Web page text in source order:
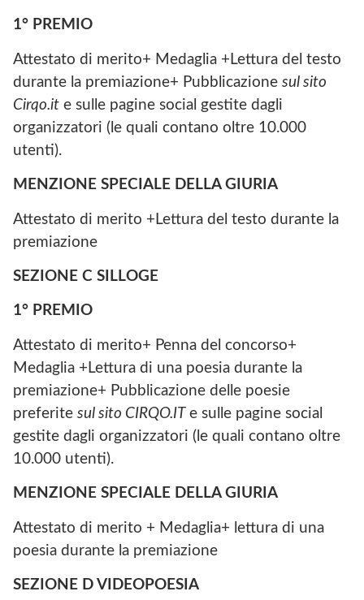
1° PREMIO
Attestato di merito+ Medaglia +Lettura del testo
durante la premiazione+ Pubblicazione sul sito
Cirqo.it e sulle pagine social gestite dagli
organizzatori (le quali contano oltre 10.000
utenti).
MENZIONE SPECIALE DELLA GIURIA
Attestato di merito +Lettura del testo durante la
premiazione
SEZIONE C SILLOGE
1° PREMIO
Attestato di merito+ Penna del concorso+
Medaglia +Lettura di una poesia durante la
premiazione+ Pubblicazione delle poesie
preferite sul sito CIRQO.ITe sulle pagine social
gestite dagli organizzatori (le quali contano oltre
10.000 utenti).
MENZIONE SPECIALE DELLA GIURIA
Attestato di merito + Medaglia+ lettura di una
poesia durante la premiazione
SEZIONE D VIDEOPOESIA